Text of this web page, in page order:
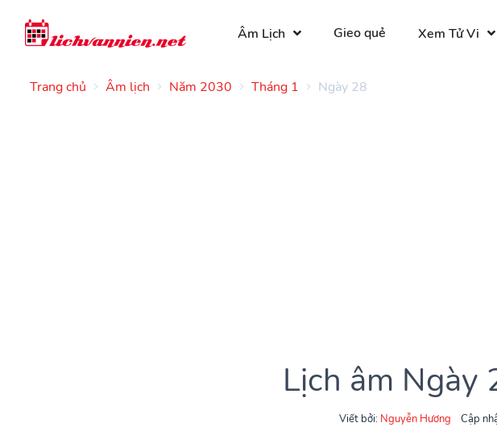
Âm Lịch Gieo quẻ Xem Tử Vi
Trang chủ Âm lịch Năm 2030 Tháng 1 Ngày 28
Lịch âm Ngày
Viết bởi: Nguyễn Hương Cập